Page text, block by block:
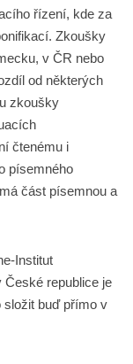
řízení, kde za
Zkoušky
v ČR nebo
od některých
zkoušky
čtenému i
písemného
část písemnou a
Institut
republice je
složit buď přímo v